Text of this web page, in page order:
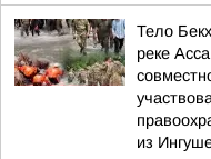
Тело
реке
из